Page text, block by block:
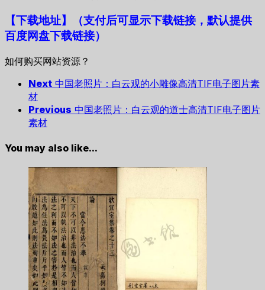
【下载地址】
（支付后可显示下载链接，默认提供
百度网盘下载链接）
如何购买网站资源？
Next 中国老照片：白云观的小雕像高清TIF电子图片素
材
Previous 中国老照片：白云观的道士高清TIF电子图片
素材
You may also like...